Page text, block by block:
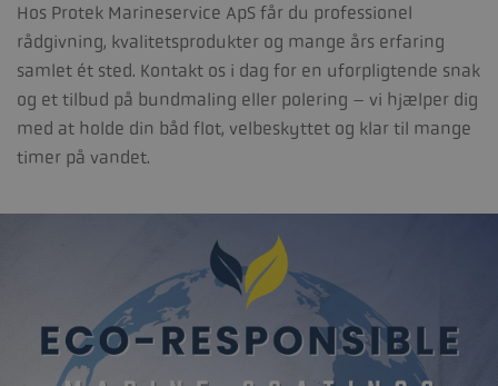
Hos Protek Marineservice ApS får du professionel
rådgivning, kvalitetsprodukter og mange års erfaring
samlet ét sted. Kontakt os i dag for en uforpligtende snak
og et tilbud på bundmaling eller polering – vi hjælper dig
med at holde din båd flot, velbeskyttet og klar til mange
timer på vandet.